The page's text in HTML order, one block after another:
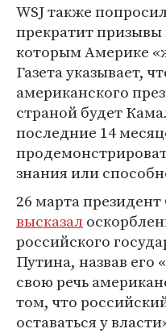
WSJ также
прекратит призывы
которым Америке
Газета указывает,
американского
страной будет
последние 14
знания или
26 марта
высказал
российского
Путина, назвав
свою речь
том, что
оставаться у